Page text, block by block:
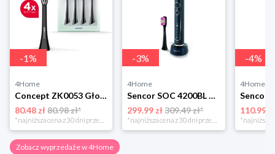
-1%
4Home
Concept ZK0053 Głowica wymienna PERFECT SMILE Soft Clean, 4 szt., czarny
80.48 zł80.98 zł*
*najniższa cena z 30 dni przed obniżką
-3%
4Home
Sencor SOC 4200BL Szczoteczka do zębów
299.99 zł 309.49 zł*
*najniższa cena z 30 dni przed obniżką
-4%
4Home
110.99 zł
Zobacz wyprzedaże w 4Home